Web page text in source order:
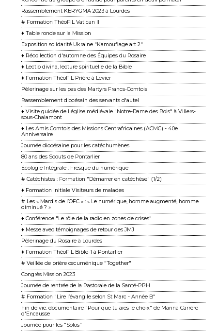
Rassemblement KERYGMA 2023 à Lourdes
# Formation ThéoFIL Vatican II
♦ Table ronde sur la Mission
Exposition solidarité Ukraine "Kamouflage art 2"
♦ Récollection d'automne des Équipes du Rosaire
♦ Lectio divina, lecture spirituelle de la Bible
♦ Formation ThéoFIL Prière à Levier
Pèlerinage sur les pas des Martyrs Francs-Comtois
Rassemblement diocésain des servants d'autel
♦ Visite guidée de l'église médiévale "Notre-Dame des Bois" à Villers-
sous-Chalamont
♦ Les Amis Comtois des Missions Centrafricaines (ACMC) - 40e
Anniversaire
Journée diocésaine pour les catéchumènes
80 ans des Scouts de Pontarlier
Écologie Intégrale : Fresque du numérique
# Catéchistes : Formation "Démarrer en catéchèse" (1/2)
♦ Formation initiale Visiteurs de malades
# Les « Mardis de l’OFC » : « Le numérique, homme augmenté, homme
diminué ? »
♦ Conférence "Le rôle de la radio en zones de crises"
♦ Messe avec témoignages de retour des JMJ
Pèlerinage du Rosaire à Lourdes
♦ Formation ThéoFIL Bible-1 à Pontarlier
# Veillée de prière œcuménique "Together"
Congrès Mission 2023
Journée de rentrée de la Pastorale de la Santé-PPH
# Formation "Lire l’évangile selon St Marc - Année B"
Fin de vie: documentaire "Pour que tu aies le choix" de Marina Carrère
d'Encausse
Journée pour les "Solos"